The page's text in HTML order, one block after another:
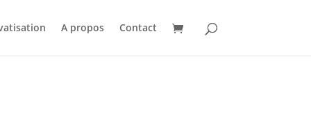
A propos Contact